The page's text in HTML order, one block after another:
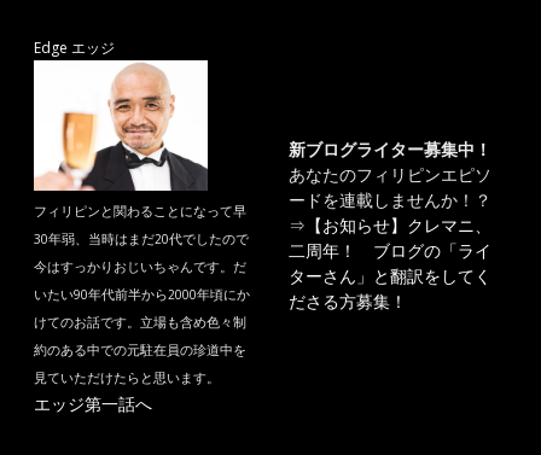
Edge エッジ
フィリピンと関わることになって早
30年弱、当時はまだ20代でしたので
今はすっかりおじいちゃんです。だ
いたい90年代前半から2000年頃にか
けてのお話です。立場も含め色々制
約のある中での元駐在員の珍道中を
見ていただけたらと思います。
エッジ第一話へ
新ブログライター募集中！
あなたのフィリピンエピソ
ードを連載しませんか！？
⇒ 【お知らせ】クレマニ、
二周年！ ブログの「ライ
ターさん」と翻訳をしてく
ださる方募集！